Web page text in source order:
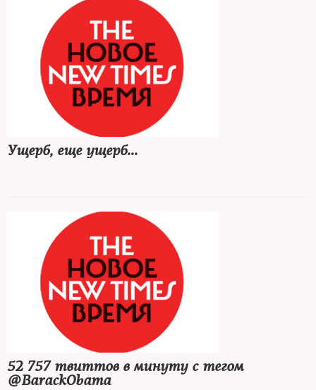
Ущерб, еще ущерб...
52 757 твиттов в минуту с тегом
@BarackObama